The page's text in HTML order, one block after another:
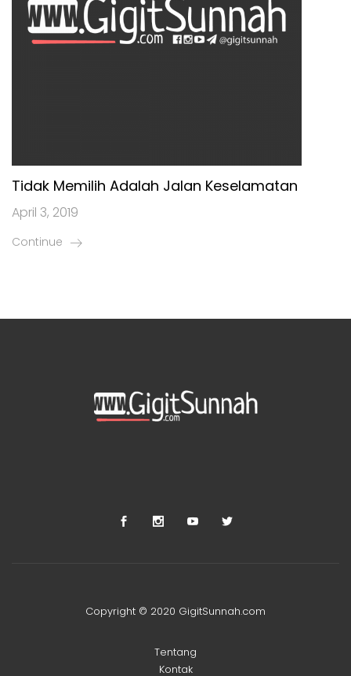
Tidak Memilih Adalah Jalan Keselamatan
April 3, 2019
Continue
Copyright © 2020 GigitSunnah.com
Tentang
Kontak